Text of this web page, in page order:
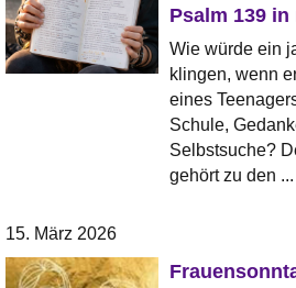
Psalm 139
Wie würde ein
klingen, wenn
eines
Schule,
Selbstsuche?
gehört zu den ...
15. März 2026